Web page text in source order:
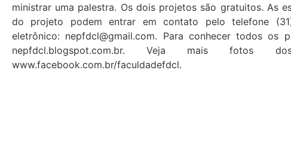
ministrar uma palestra. Os dois projetos são gratuitos. As
do projeto podem entrar em contato pelo telefone
eletrônico: nepfdcl@gmail.com. Para conhecer todos os
nepfdcl.blogspot.com.br. Veja mais fotos
www.facebook.com.br/faculdadefdcl.